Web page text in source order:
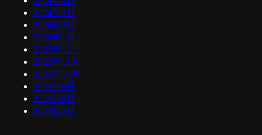
2024年3月
2024年2月
2024年1月
2023年12月
2023年11月
2023年10月
2023年9月
2023年8月
2023年7月